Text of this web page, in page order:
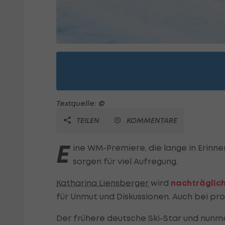
Textquelle: ©
TEILEN
KOMMENTARE
E ine WM-Premiere, die lange in
sorgen für viel Aufregung.
Katharina Liensberger wird
für Unmut und Diskussionen. Auch bei
Der frühere deutsche Ski-Star und